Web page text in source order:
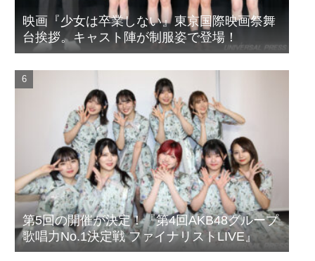
映画『少女は卒業しない』東京国際映画祭舞
台挨拶。キャスト陣が制服姿で登場！
第5回の開催が決定！『第4回AKB48グループ
歌唱力No.1決定戦 ファイナリストLIVE』